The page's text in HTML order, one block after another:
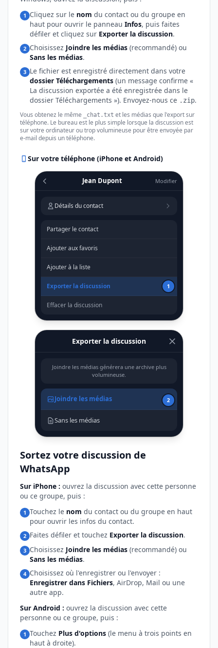
1 Cliquez sur le nom du contact ou du groupe en
haut pour ouvrir le panneau Infos, puis faites
défiler et cliquez sur Exporter la discussion.
2 Choisissez Joindre les médias (recommandé) ou
Sans les médias.
3 Le fichier est enregistré directement dans votre
dossier Téléchargements (un message confirme «
La discussion exportée a été enregistrée dans le
dossier Téléchargements »). Envoyez-nous ce .zip.
Vous obtenez le même _chat.txt et les médias que l'export sur
téléphone. Le bureau est le plus simple lorsque la discussion est
sur votre ordinateur ou trop volumineuse pour être envoyée par
e-mail depuis un téléphone.
Sur votre téléphone (iPhone et Android)
Jean Dupont Modifier
Détails du contact
Partager le contact
Ajouter aux favoris
Ajouter à la liste
Exporter la discussion 1
Effacer la discussion
Exporter la discussion
Joindre les médias générera une archive plus
volumineuse.
Joindre les médias 2
Sans les médias
Sortez votre discussion de
WhatsApp
Sur iPhone : ouvrez la discussion avec cette personne
ou ce groupe, puis :
1 Touchez le nom du contact ou du groupe en haut
pour ouvrir les infos du contact.
2 Faites défiler et touchez Exporter la discussion.
3 Choisissez Joindre les médias (recommandé) ou
Sans les médias.
4 Choisissez où l'enregistrer ou l'envoyer :
Enregistrer dans Fichiers, AirDrop, Mail ou une
autre app.
Sur Android : ouvrez la discussion avec cette
personne ou ce groupe, puis :
1 Touchez Plus d'options (le menu à trois points en
haut à droite).